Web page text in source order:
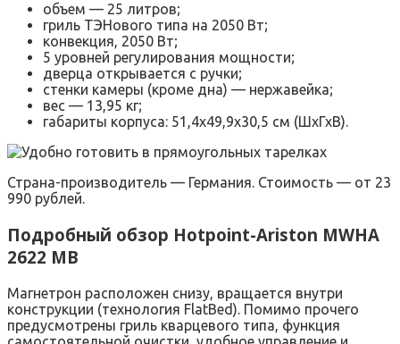
объем — 25 литров;
гриль ТЭНового типа на 2050 Вт;
конвекция, 2050 Вт;
5 уровней регулирования мощности;
дверца открывается с ручки;
стенки камеры (кроме дна) — нержавейка;
вес — 13,95 кг;
габариты корпуса: 51,4х49,9х30,5 см (ШхГхВ).
Страна-производитель — Германия. Стоимость — от 23
990 рублей.
Подробный обзор Hotpoint-Ariston MWHA
2622 MB
Магнетрон расположен снизу, вращается внутри
конструкции (технология FlatBed). Помимо прочего
предусмотрены гриль кварцевого типа, функция